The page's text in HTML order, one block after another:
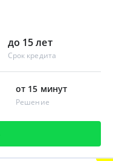
до 15 лет
Срок кредита
от 15 минут
Решение